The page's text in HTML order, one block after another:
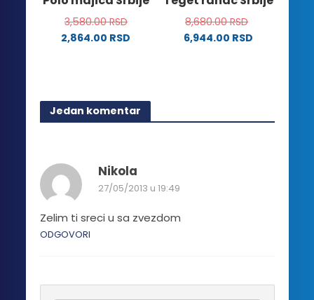
stranici
proizvoda.
3,580.00RSD
2,864.00 RSD
više
varijanti.
biti
izabrane
stranici
8,680.00RSD
6,944.00 RSD
Jedan komentar
Nikola
27/05/2013 u 19:49
Zelim ti sreci u sa zvezdom
ODGOVORI